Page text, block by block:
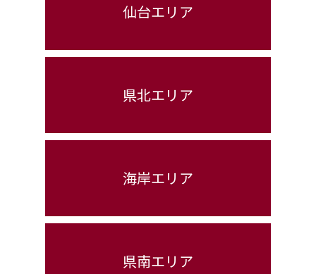
仙台エリア
県北エリア
海岸エリア
県南エリア